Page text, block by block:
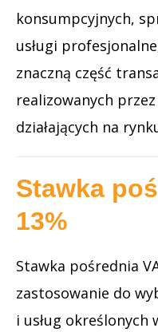
konsumpcyjnych,
usługi
znaczną część
realizowanych
działających na
Stawka
13%
Stawka pośrednia
zastosowanie do
i usług